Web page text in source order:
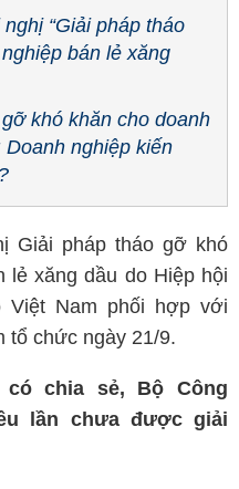
“Giải pháp tháo
bán lẻ xăng
khó khăn cho doanh
nghiệp kiến
Giải pháp tháo gỡ khó
lẻ xăng dầu do Hiệp hội
Việt Nam phối hợp với
tổ chức ngày 21/9.
có chia sẻ, Bộ Công
lần chưa được giải